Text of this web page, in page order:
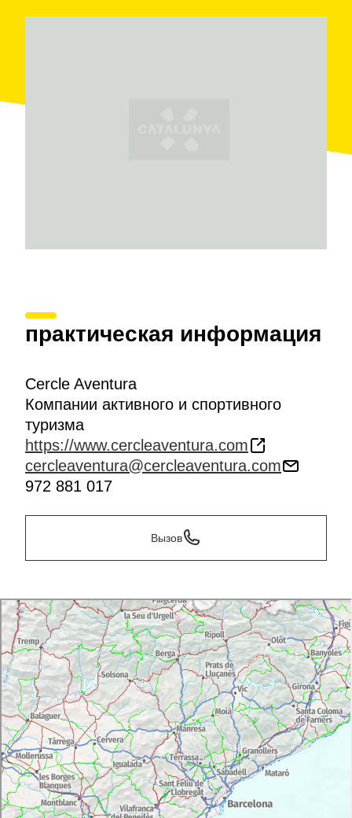
практическая информация
Cercle Aventura
Компании активного и спортивного
туризма
https://www.cercleaventura.com
cercleaventura@cercleaventura.com
972 881 017
Вызов